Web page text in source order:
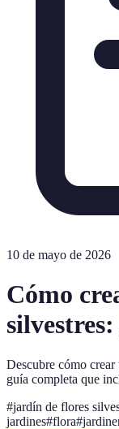
10 de mayo de 2026
Cómo
Descubre cómo
guía completa que
#jardín de flores
jardines#flora#